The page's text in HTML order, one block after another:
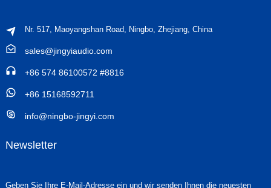
Nr. 517, Maoyangshan Road, Ningbo, Zhejiang, China
sales@jingyiaudio.com
+86 574 86100572 #8816
+86 15168592711
info@ningbo-jingyi.com
Newsletter
Geben Sie Ihre E-Mail-Adresse ein und wir senden Ihnen die neuesten